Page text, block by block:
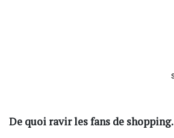
De quoi ravir les fans de shopping.